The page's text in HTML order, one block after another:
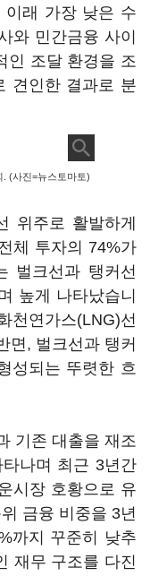
이래 가장 낮은 수
와 민간금융 사이
인 조달 환경을 조
견인한 결과로 분
(사진=뉴스토마토)
위주로 활발하게
체 투자의 74%가
벌크선과 탱커선
높게 나타났습니
천연가스(LNG)선
면, 벌크선과 탱커
성되는 뚜렷한 흐
기존 대출을 재조
나며 최근 3년간
시장 호황으로 유
금융 비중을 3년
까지 꾸준히 낮추
재무 구조를 다진